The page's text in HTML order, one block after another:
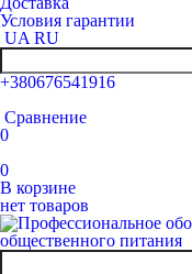
Условия гарантии
UA RU
+380676541916
Сравнение
0
0
В корзине
нет товаров